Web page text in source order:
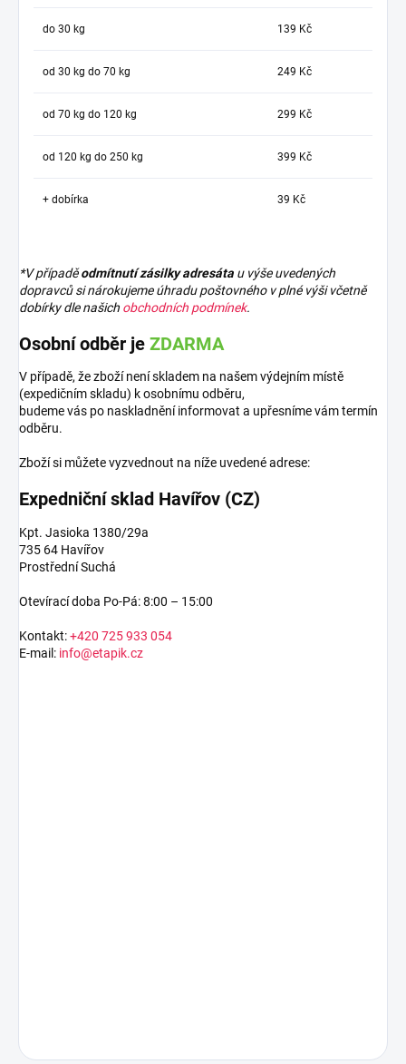
do 30 kg 139 Kč
od 30 kg do 70 kg 249 Kč
od 70 kg do 120 kg 299 Kč
od 120 kg do 250 kg 399 Kč
+ dobírka 39 Kč
*V případěodmítnutí zásilky adresáta u výše uvedených
dopravců si nárokujeme úhradu poštovného v plné výši včetně
dobírky dle našich obchodních podmínek.
Osobní odběr je ZDARMA
V případě, že zboží není skladem na našem výdejním místě
(expedičním skladu) k osobnímu odběru,
budeme vás po naskladnění informovat a upřesníme vám termín
odběru.
Zboží si můžete vyzvednout na níže uvedené adrese:
Expedniční sklad Havířov (CZ)
Kpt. Jasioka 1380/29a
735 64 Havířov
Prostřední Suchá
Otevírací doba Po-Pá: 8:00 – 15:00
Kontakt:+420 725 933 054
E-mail: info@etapik.cz